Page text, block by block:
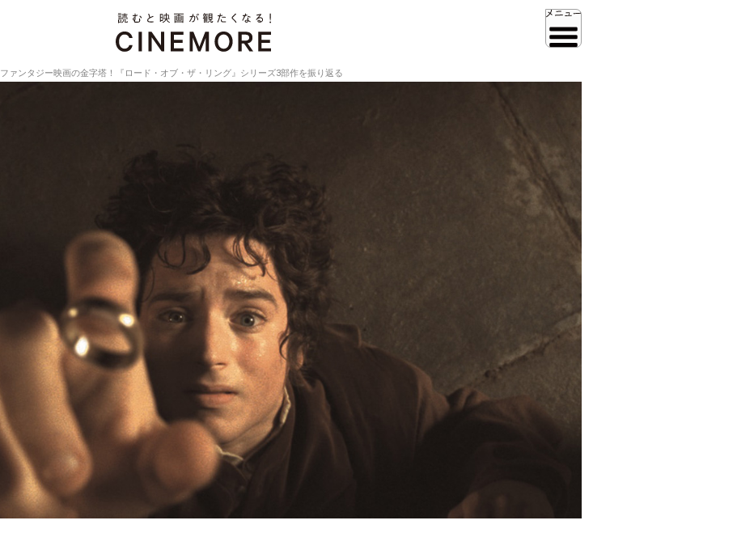
ファンタジー映画の金字塔！『ロード・オブ・ザ・リング』シリーズ3部作を振り返る